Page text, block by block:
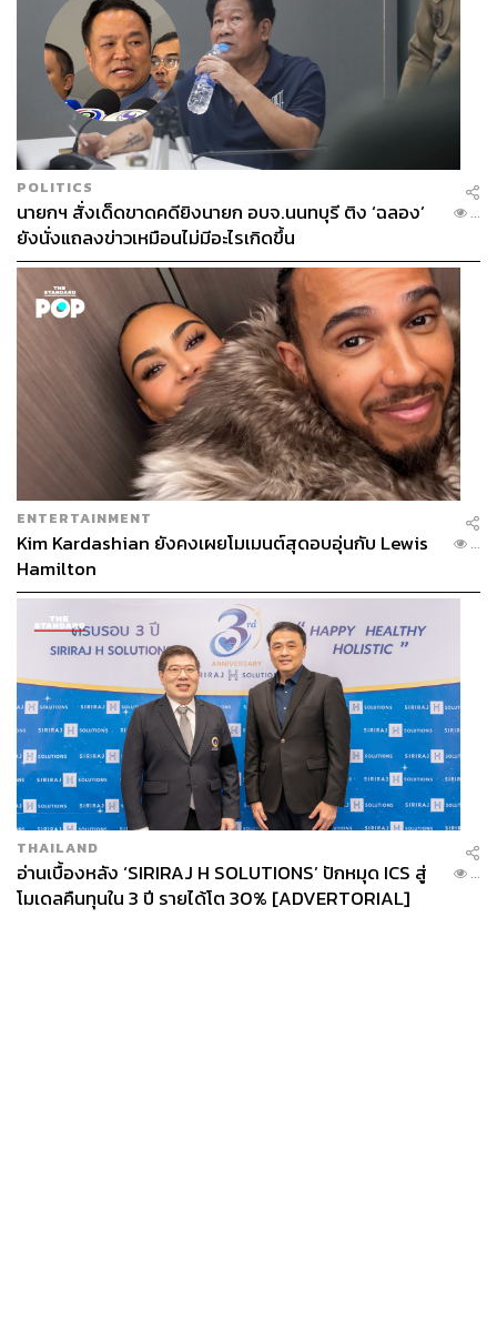
POLITICS
นายกฯ สั่งเด็ดขาดคดียิงนายก อบจ.นนทบุรี ติง ‘ฉลอง’
ยังนั่งแถลงข่าวเหมือนไม่มีอะไรเกิดขึ้น
...
ENTERTAINMENT
Kim Kardashian ยังคงเผยโมเมนต์สุดอบอุ่นกับ Lewis
Hamilton
...
THAILAND
อ่านเบื้องหลัง ‘SIRIRAJ H SOLUTIONS’ ปักหมุด ICS สู่
โมเดลคืนทุนใน 3 ปี รายได้โต 30% [ADVERTORIAL]
...